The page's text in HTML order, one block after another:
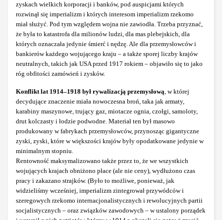
zyskach wielkich korporacji i banków, pod auspicjami których
rozwinął się imperializm i których interesom imperializm rzekomo
miał służyć. Pod tym względem wojna nie zawiodła. Trzeba przyznać,
że była to katastrofa dla milionów ludzi, dla mas plebejskich, dla
których oznaczała jedynie śmierć i nędzę. Ale dla przemysłowców i
bankierów każdego wojującego kraju – a także sporej liczby krajów
neutralnych, takich jak USA przed 1917 rokiem – objawiło się to jako
róg obfitości zamówień i zysków.
Konflikt lat 1914–1918 był rywalizacją przemysłową, w której
decydujące znaczenie miała nowoczesna broń, taka jak armaty,
karabiny maszynowe, trujący gaz, miotacze ognia, czołgi, samoloty,
drut kolczasty i łodzie podwodne. Materiał ten był masowo
produkowany w fabrykach przemysłowców, przynosząc gigantyczne
zyski, zyski, które w większości krajów były opodatkowane jedynie w
minimalnym stopniu.
Rentowność maksymalizowano także przez to, że we wszystkich
wojujących krajach obniżono płace (ale nie ceny), wydłużono czas
pracy i zakazano strajków. (Było to możliwe, ponieważ, jak
widzieliśmy wcześniej, imperializm zintegrował przywódców i
szeregowych rzekomo internacjonalistycznych i rewolucyjnych partii
socjalistycznych – oraz związków zawodowych – w ustalony porządek